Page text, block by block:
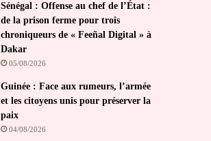
Sénégal : Offense au chef de l’État :
de la prison ferme pour trois
chroniqueurs de « Feeñal Digital » à
Dakar
05/08/2026
Guinée : Face aux rumeurs, l’armée
et les citoyens unis pour préserver la
paix
04/08/2026